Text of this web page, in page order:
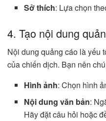
Sở thích: Lựa chọn
4. Tạo nội dung
Nội dung quảng cáo là yếu
của chiến dịch. Bạn nên
Hình ảnh: Chọn hình
Nội dung văn bản:
Hãy đặt câu hỏi hoặc